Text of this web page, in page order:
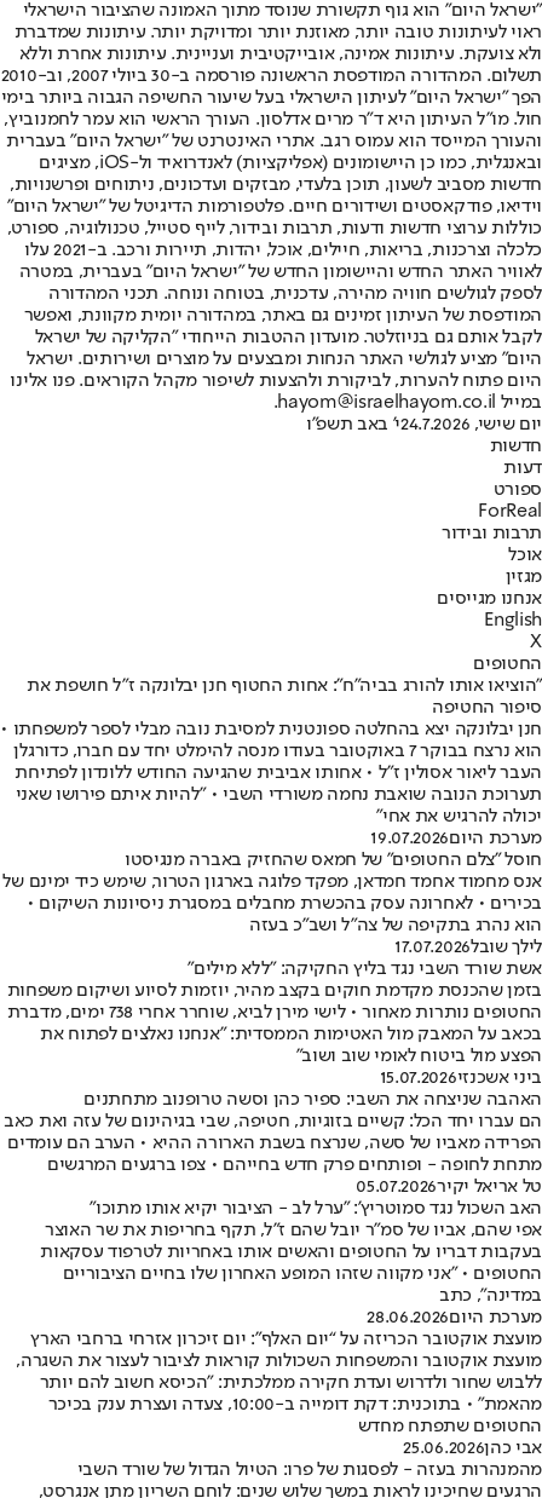
"ישראל היום" הוא גוף תקשורת שנוסד מתוך האמונה שהציבור הישראלי
ראוי לעיתונות טובה יותר, מאוזנת יותר ומדויקת יותר. עיתונות שמדברת
ולא צועקת. עיתונות אמינה, אובייקטיבית ועניינית. עיתונות אחרת וללא
תשלום. המהדורה המודפסת הראשונה פורסמה ב-30 ביולי 2007, וב-2010
הפך "ישראל היום" לעיתון הישראלי בעל שיעור החשיפה הגבוה ביותר בימי
חול. מו"ל העיתון היא ד"ר מרים אדלסון. העורך הראשי הוא עמר לחמנוביץ,
והעורך המייסד הוא עמוס רגב. אתרי האינטרנט של "ישראל היום" בעברית
ובאנגלית, כמו כן היישומונים (אפליקציות) לאנדרואיד ול-iOS, מציגים
חדשות מסביב לשעון, תוכן בלעדי, מבזקים ועדכונים, ניתוחים ופרשנויות,
וידיאו, פודקאסטים ושידורים חיים. פלטפורמות הדיגיטל של "ישראל היום"
כוללות ערוצי חדשות ודעות, תרבות ובידור, לייף סטייל, טכנולוגיה, ספורט,
כלכלה וצרכנות, בריאות, חיילים, אוכל, יהדות, תיירות ורכב. ב-2021 עלו
לאוויר האתר החדש והיישומון החדש של "ישראל היום" בעברית, במטרה
לספק לגולשים חוויה מהירה, עדכנית, בטוחה ונוחה. תכני המהדורה
המודפסת של העיתון זמינים גם באתר, במהדורה יומית מקוונת, ואפשר
לקבל אותם גם בניוזלטר. מועדון ההטבות הייחודי "הקליקה של ישראל
היום" מציע לגולשי האתר הנחות ומבצעים על מוצרים ושירותים. ישראל
היום פתוח להערות, לביקורת ולהצעות לשיפור מקהל הקוראים. פנו אלינו
במייל hayom@israelhayom.co.il.
יום שישי, 24.7.2026
י' באב תשפ"ו
חדשות
דעות
ספורט
ForReal
תרבות ובידור
אוכל
מגזין
אנחנו מגייסים
English
X
החטופים
"הוציאו אותו להורג בביה"ח": אחות החטוף חנן יבלונקה ז"ל חושפת את
סיפור החטיפה
חנן יבלונקה יצא בהחלטה ספונטנית למסיבת נובה מבלי לספר למשפחתו •
הוא נרצח בבוקר 7 באוקטובר בעודו מנסה להימלט יחד עם חברו, כדורגלן
העבר ליאור אסולין ז״ל • אחותו אביבית שהגיעה החודש ללונדון לפתיחת
תערוכת הנובה שואבת נחמה משורדי השבי • "להיות איתם פירושו שאני
יכולה להרגיש את אחי"
מערכת היום19.07.2026
חוסל "צלם החטופים" של חמאס שהחזיק באברה מנגיסטו
אנס מחמוד אחמד חמדאן, מפקד פלוגה בארגון הטרור, שימש כיד ימינם של
בכירים • לאחרונה עסק בהכשרת מחבלים במסגרת ניסיונות השיקום •
הוא נהרג בתקיפה של צה"ל ושב"כ בעזה
לילך שובל17.07.2026
אשת שורד השבי נגד בליץ החקיקה: "ללא מילים"
בזמן שהכנסת מקדמת חוקים בקצב מהיר, יוזמות לסיוע ושיקום משפחות
החטופים נותרות מאחור • לישי מירן לביא, שוחרר אחרי 738 ימים, מדברת
בכאב על המאבק מול האטימות הממסדית: "אנחנו נאלצים לפתוח את
הפצע מול ביטוח לאומי שוב ושוב"
ביני אשכנזי15.07.2026
האהבה שניצחה את השבי: ספיר כהן וסשה טרופנוב מתחתנים
הם עברו יחד הכל: קשיים בזוגיות, חטיפה, שבי בגיהינום של עזה ואת כאב
הפרידה מאביו של סשה, שנרצח בשבת הארורה ההיא • הערב הם עומדים
מתחת לחופה - ופותחים פרק חדש בחייהם • צפו ברגעים המרגשים
טל אריאל יקיר05.07.2026
האב השכול נגד סמוטריץ': "ערל לב - הציבור יקיא אותו מתוכו"
אפי שהם, אביו של סמ"ר יובל שהם ז"ל, תקף בחריפות את שר האוצר
בעקבות דבריו על החטופים והאשים אותו באחריות לטרפוד עסקאות
החטופים • "אני מקווה שזהו המופע האחרון שלו בחיים הציבוריים
במדינה", כתב
מערכת היום28.06.2026
מועצת אוקטובר הכריזה על “יום האלף”: יום זיכרון אזרחי ברחבי הארץ
מועצת אוקטובר והמשפחות השכולות קוראות לציבור לעצור את השגרה,
ללבוש שחור ולדרוש ועדת חקירה ממלכתית: "הכיסא חשוב להם יותר
מהאמת" • בתוכנית: דקת דומייה ב-10:00, צעדה ועצרת ענק בכיכר
החטופים שתפתח מחדש
אבי כהן25.06.2026
מהמנהרות בעזה - לפסגות של פרו: הטיול הגדול של שורד השבי
הרגעים שחיכינו לראות במשך שלוש שנים: לוחם השריון מתן אנגרסט,